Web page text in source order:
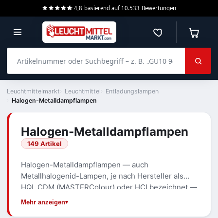
4,8 basierend auf 10.533 Bewertungen
Merkzettel
Leuchtmittelmarkt Leuchtmittel
Entladungslampen
Halogen-Metalldampflampen
Halogen-Metalldampflampen
149 Artikel
Halogen-Metalldampflampen — auch
Metallhalogenid-Lampen, je nach Hersteller als
HQI, CDM (MASTERColour) oder HCI bezeichnet —
liefern helles, neutral- bis tageslichtweißes Licht
Mehr anzeigen